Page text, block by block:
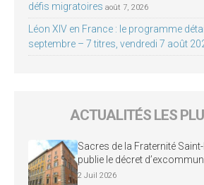
défis migratoires août 7, 2026
Léon XIV en France : le programme
septembre – 7 titres, vendredi 7 août
ACTUALITÉS LES
Sacres de la Fraternité
publie le décret
2 Juil 2026